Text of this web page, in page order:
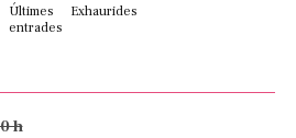
Últimes
entrades
Exhaurides
h